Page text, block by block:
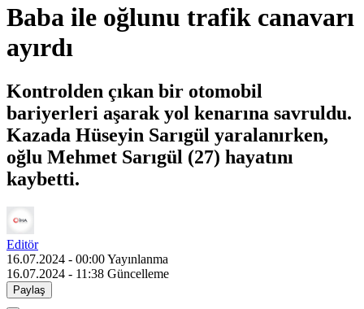
Baba ile oğlunu trafik canavarı
ayırdı
Kontrolden çıkan bir otomobil
bariyerleri aşarak yol kenarına savruldu.
Kazada Hüseyin Sarıgül yaralanırken,
oğlu Mehmet Sarıgül (27) hayatını
kaybetti.
Editör
16.07.2024 - 00:00Yayınlanma
16.07.2024 - 11:38 Güncelleme
Paylaş